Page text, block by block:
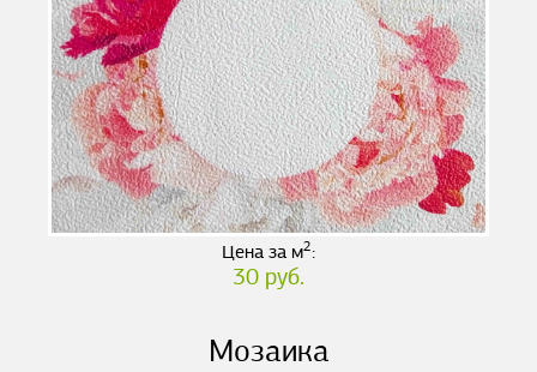
Цена за м2:
30 руб.
Мозаика